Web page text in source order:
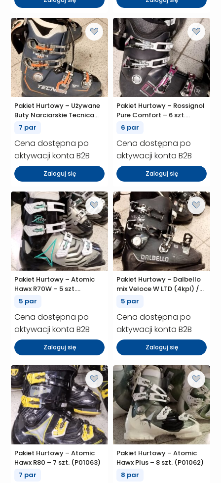
Pakiet Hurtowy – Używane
Buty Narciarskie Tecnica
Mega RT 104mm – 7 szt.
(P01070)
7 par
Cena dostępna po
aktywacji konta B2B
Zaloguj się
Pakiet Hurtowy – Rossignol
Pure Comfort – 6 szt.
(P01069)
6 par
Cena dostępna po
aktywacji konta B2B
Zaloguj się
Pakiet Hurtowy – Atomic
Hawx R70W – 5 szt.
(P01067)
5 par
Cena dostępna po
aktywacji konta B2B
Zaloguj się
Pakiet Hurtowy – Dalbello
mix Veloce W LTD (4kpl) /
DS LTD AX W (1kpl) – 5 szt.
(P01066)
5 par
Cena dostępna po
aktywacji konta B2B
Zaloguj się
Pakiet Hurtowy – Atomic
Hawx R80 – 7 szt. (P01063)
7 par
Pakiet Hurtowy – Atomic
Hawx Plus – 8 szt. (P01062)
8 par